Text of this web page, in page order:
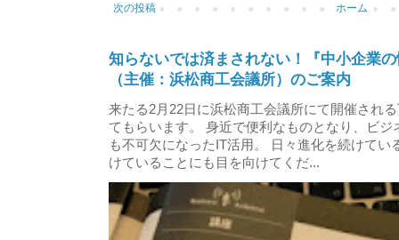
次の投稿 ホーム
知らないでは済まされない！『中小企業
（主催：浜松商工会議所）のご案内
来たる2月22日に浜松商工会議所にて開催され
てもらいます。 身近で便利なものとなり、ビ
も不可欠になったIT活用。 日々進化を続けて
けていることにも目を向けてくだ...